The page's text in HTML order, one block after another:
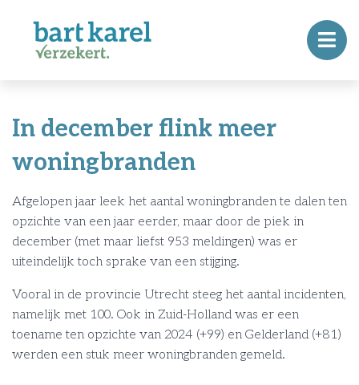
In december flink meer
woningbranden
Afgelopen jaar leek het aantal woningbranden te dalen ten
opzichte van een jaar eerder, maar door de piek in
december (met maar liefst 953 meldingen) was er
uiteindelijk toch sprake van een stijging.
Vooral in de provincie Utrecht steeg het aantal incidenten,
namelijk met 100. Ook in Zuid-Holland was er een
toename ten opzichte van 2024 (+99) en Gelderland (+81)
werden een stuk meer woningbranden gemeld.